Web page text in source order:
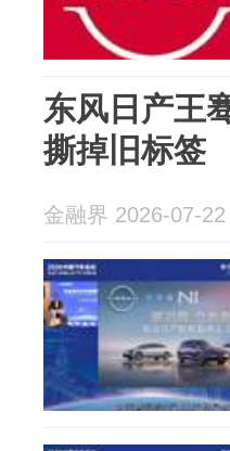
东风日产王
撕掉旧标签
金融界 2026-07-22